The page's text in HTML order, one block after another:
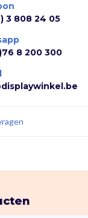
3 808 24 05
8 200 300